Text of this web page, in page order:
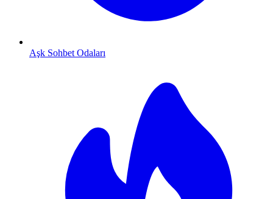
Aşk Sohbet Odaları